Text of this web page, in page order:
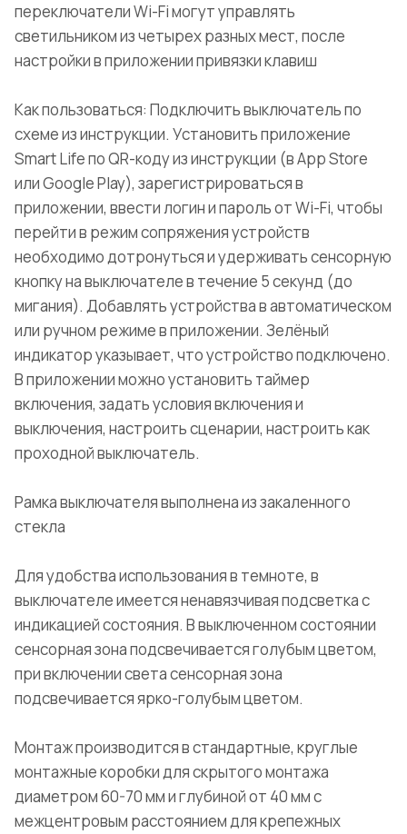
переключатели Wi-Fi могут управлять
светильником из четырех разных мест, после
настройки в приложении привязки клавиш
Как пользоваться: Подключить выключатель по
схеме из инструкции. Установить приложение
Smart Life по QR-коду из инструкции (в App Store
или Google Play), зарегистрироваться в
приложении, ввести логин и пароль от Wi-Fi, чтобы
перейти в режим сопряжения устройств
необходимо дотронуться и удерживать сенсорную
кнопку на выключателе в течение 5 секунд (до
мигания). Добавлять устройства в автоматическом
или ручном режиме в приложении. Зелёный
индикатор указывает, что устройство подключено.
В приложении можно установить таймер
включения, задать условия включения и
выключения, настроить сценарии, настроить как
проходной выключатель.
Рамка выключателя выполнена из закаленного
стекла
Для удобства использования в темноте, в
выключателе имеется ненавязчивая подсветка с
индикацией состояния. В выключенном состоянии
сенсорная зона подсвечивается голубым цветом,
при включении света сенсорная зона
подсвечивается ярко-голубым цветом.
Монтаж производится в стандартные, круглые
монтажные коробки для скрытого монтажа
диаметром 60-70 мм и глубиной от 40 мм с
межцентровым расстоянием для крепежных